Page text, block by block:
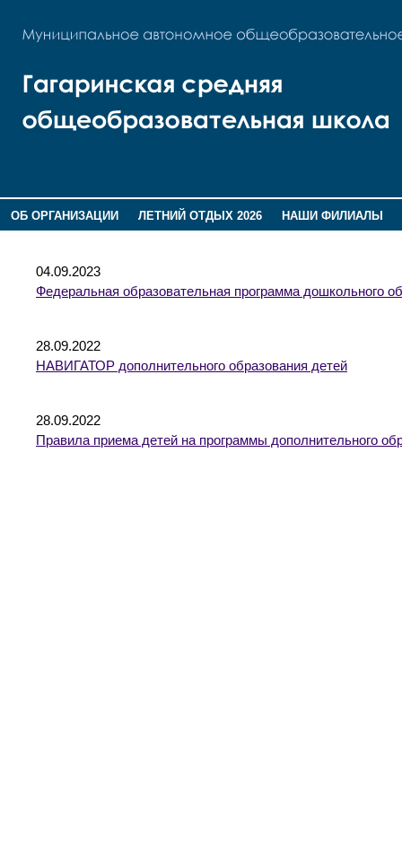
ОБ ОРГАНИЗАЦИИ ЛЕТНИЙ ОТДЫХ 2026
НАШИ ФИЛИАЛЫ
04.09.2023
Федеральная образовательная программа дошкольного
28.09.2022
НАВИГАТОР дополнительного образования детей
28.09.2022
Правила приема детей на программы дополнительного